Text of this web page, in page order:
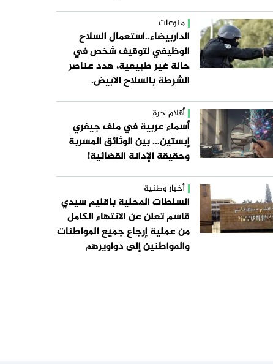
منوعات
الداربيضاء..استعمال السلاح
الوظيفي لتوقيف شخص في
حالة غير طبيعية، هدد عناصر
الشرطة بالسلاح الابيض.
أقلام حرة
أسماء عربية في ملف جيفري
إبستين… بين الوثائق المسربة
وحقيقة الإدانة القضائية!
أخبار وطنية
السلطات المحلية باقليم سيدي
قاسم تعلن عن الانتهاء الكامل
من عملية إرجاع جميع المواطنات
والمواطنين إلى دواويرهم